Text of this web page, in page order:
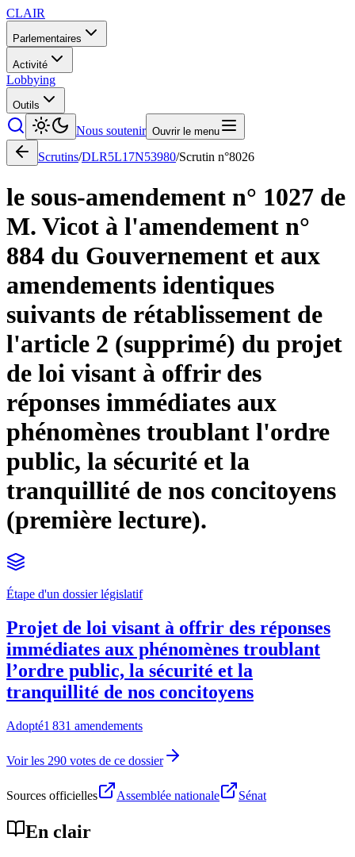
CLAIR
Parlementaires
Activité
Lobbying
Outils
Nous soutenir Ouvrir le menu
Scrutins/DLR5L17N53980/Scrutin n°8026
le sous-amendement n° 1027 de
M. Vicot à l'amendement n°
884 du Gouvernement et aux
amendements identiques
suivants de rétablissement de
l'article 2 (supprimé) du projet
de loi visant à offrir des
réponses immédiates aux
phénomènes troublant l'ordre
public, la sécurité et la
tranquillité de nos concitoyens
(première lecture).
Étape d'un dossier législatif
Projet de loi visant à offrir des réponses
immédiates aux phénomènes troublant
l’ordre public, la sécurité et la
tranquillité de nos concitoyens
Adopté1 831 amendements
Voir les 290 votes de ce dossier
Sources officielles Assemblée nationale Sénat
En clair